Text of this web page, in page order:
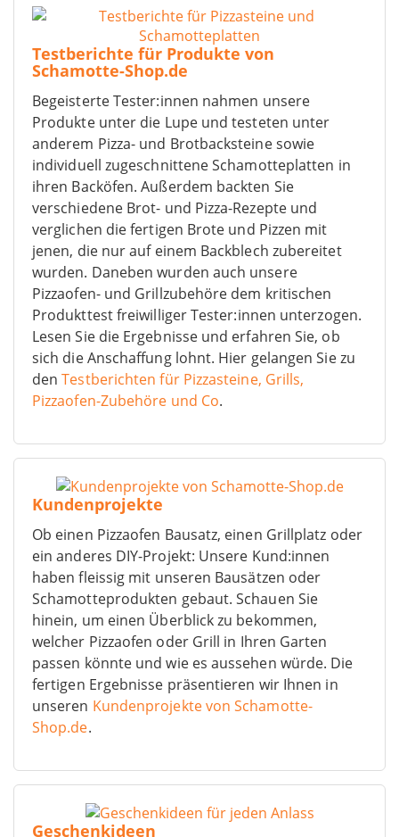
Testberichte für Produkte von
Schamotte-Shop.de
Begeisterte Tester:innen nahmen unsere
Produkte unter die Lupe und testeten unter
anderem Pizza- und Brotbacksteine sowie
individuell zugeschnittene Schamotteplatten in
ihren Backöfen. Außerdem backten Sie
verschiedene Brot- und Pizza-Rezepte und
verglichen die fertigen Brote und Pizzen mit
jenen, die nur auf einem Backblech zubereitet
wurden. Daneben wurden auch unsere
Pizzaofen- und Grillzubehöre dem kritischen
Produkttest freiwilliger Tester:innen unterzogen.
Lesen Sie die Ergebnisse und erfahren Sie, ob
sich die Anschaffung lohnt. Hier gelangen Sie zu
denTestberichten für Pizzasteine, Grills,
Pizzaofen-Zubehöre und Co.
Kundenprojekte
Ob einen Pizzaofen Bausatz, einen Grillplatz oder
ein anderes DIY-Projekt: Unsere Kund:innen
haben fleissig mit unseren Bausätzen oder
Schamotteprodukten gebaut. Schauen Sie
hinein, um einen Überblick zu bekommen,
welcher Pizzaofen oder Grill in Ihren Garten
passen könnte und wie es aussehen würde. Die
fertigen Ergebnisse präsentieren wir Ihnen in
unseren Kundenprojekte von Schamotte-
Shop.de.
Geschenkideen